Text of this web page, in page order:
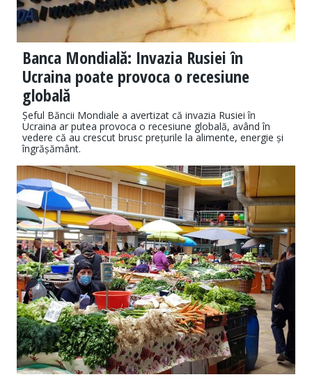
Banca Mondială: Invazia Rusiei în
Ucraina poate provoca o recesiune
globală
Șeful Băncii Mondiale a avertizat că invazia Rusiei în
Ucraina ar putea provoca o recesiune globală, având în
vedere că au crescut brusc prețurile la alimente, energie și
îngrășământ.